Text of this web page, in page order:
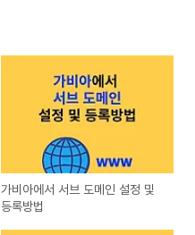
가비아에서 서브 도메인 설정 및
등록방법